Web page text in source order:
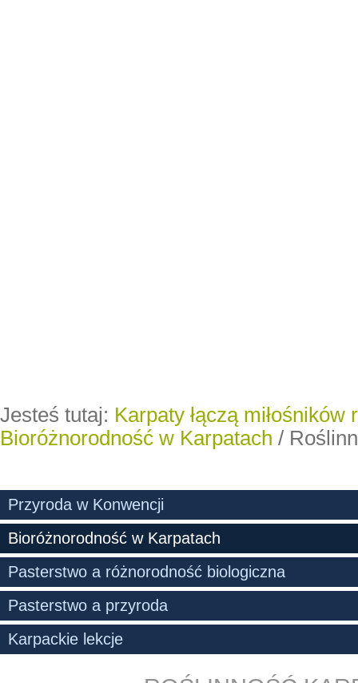
Jesteś tutaj: Karpaty łączą miłośników
Bioróżnorodność w Karpatach /
Przyroda w Konwencji
Bioróżnorodność w Karpatach
Pasterstwo a różnorodność biologiczna
Pasterstwo a przyroda
Karpackie lekcje